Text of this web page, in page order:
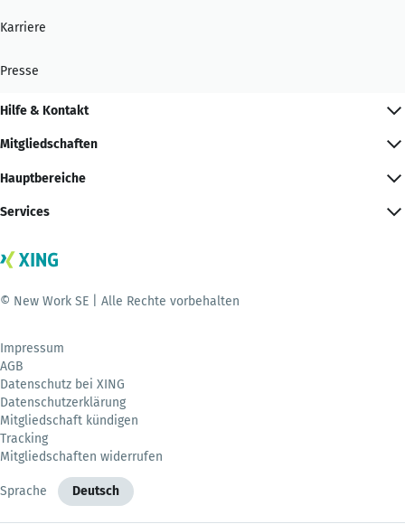
Karriere
Presse
Hilfe & Kontakt
Mitgliedschaften
Hauptbereiche
Services
© New Work SE | Alle Rechte vorbehalten
Impressum
AGB
Datenschutz bei XING
Datenschutzerklärung
Mitgliedschaft kündigen
Tracking
Mitgliedschaften widerrufen
Sprache Deutsch